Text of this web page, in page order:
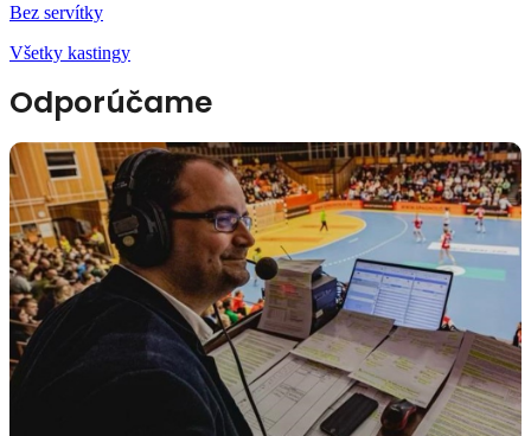
Bez servítky
Všetky kastingy
Odporúčame